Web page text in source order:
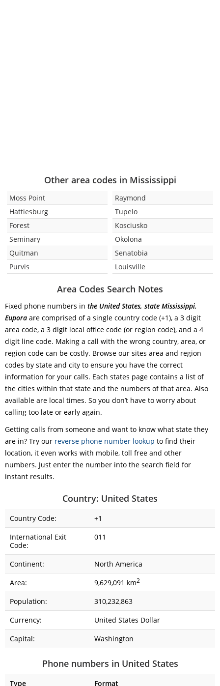
Other area codes in Mississippi
Moss Point
Hattiesburg
Forest
Seminary
Quitman
Purvis
Raymond
Tupelo
Kosciusko
Okolona
Senatobia
Louisville
Area Codes Search Notes
Fixed phone numbers in the United States, state Mississippi,
Eupora are comprised of a single country code (+1), a 3 digit
area code, a 3 digit local office code (or region code), and a 4
digit line code. Making a call with the wrong country, area, or
region code can be costly. Browse our sites area and region
codes by state and city to ensure you have the correct
information for your calls. Each states page contains a list of
the cities within that state and the numbers of that area. Also
available are local times. So you don’t have to worry about
calling too late or early again.
Getting calls from someone and want to know what state they
are in? Try our reverse phone number lookup to find their
location, it even works with mobile, toll free and other
numbers. Just enter the number into the search field for
instant results.
Country: United States
Country Code:
+1
International Exit
Code:
011
Continent:
North America
Area:
9,629,091 km2
Population:
310,232,863
Currency:
United States Dollar
Capital:
Washington
Phone numbers in United States
Type Format